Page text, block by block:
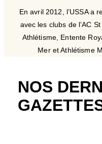
En avril 2012, l’USSA a
avec les clubs de l’AC
Athlétisme, Entente
Mer et Athlétisme
NOS